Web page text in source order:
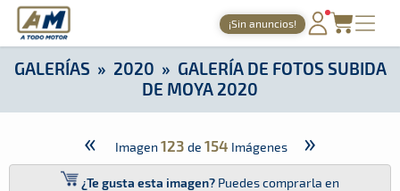
A Todo Motor · Revista del motor desde 1999
¡Sin anuncios!
PORTADA
TIEMPOS ONLINE
AGENDA
A Todo Motor Galería de Fotos Subida de
GALERÍAS » 2020 » GALERÍA DE FOTOS SUBIDA
DE MOYA 2020
« Imagen 123 de 154 Imágenes »
¿Te gusta esta imagen? Puedes comprarla en